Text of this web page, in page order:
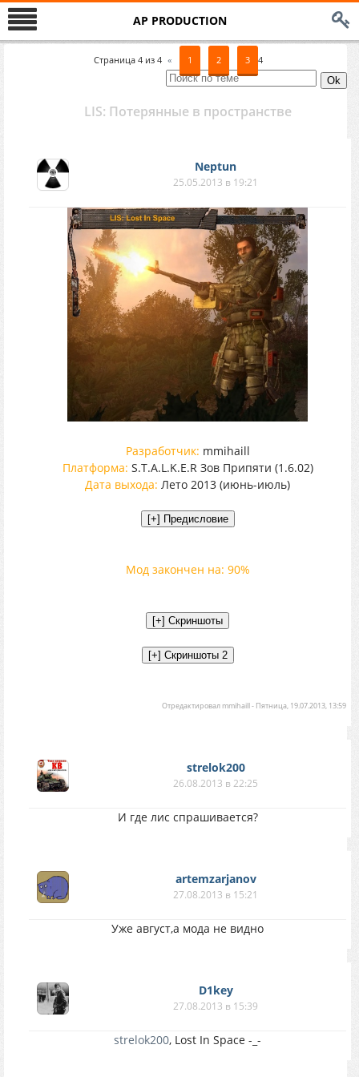
AP PRODUCTION
Страница 4 из 4 « 1 2 3 4
LIS: Потерянные в пространстве
Neptun
25.05.2013 в 19:21
Разработчик: mmihaill
Платформа: S.T.A.L.K.E.R Зов Припяти (1.6.02)
Дата выхода: Лето 2013 (июнь-июль)
Мод закончен на: 90%
Отредактировал mmihaill- Пятница, 19.07.2013, 13:59
strelok200
26.08.2013 в 22:25
И где лис спрашивается?
artemzarjanov
27.08.2013 в 15:21
Уже август,а мода не видно
D1key
27.08.2013 в 15:39
strelok200, Lost In Space -_-